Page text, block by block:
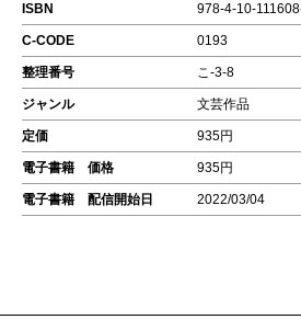
ISBN 978-4-10-
C-CODE 0193
整理番号 こ-3-8
ジャンル 文芸作品
定価 935円
電子書籍 価格 935円
電子書籍 配信開始日 2022/03/04